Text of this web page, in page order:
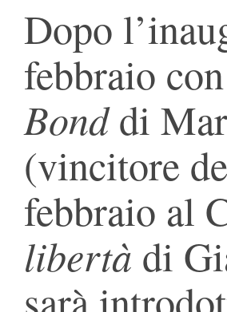
Dopo
febbraio
Bonddi
(vincitore
febbraio al
libertà di
sarà